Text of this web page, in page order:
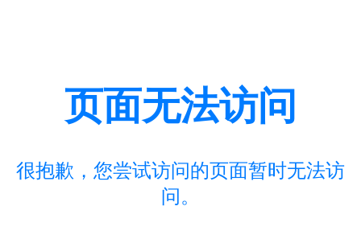
页面无法访问
很抱歉，您尝试访问的页面暂时无法访
问。